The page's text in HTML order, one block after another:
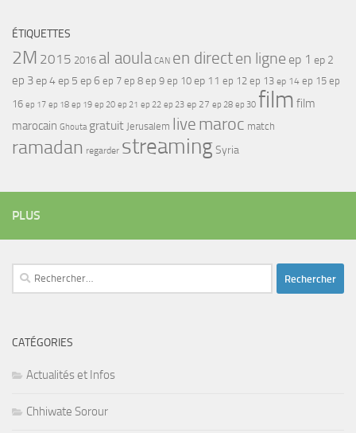
ÉTIQUETTES
2M 2015 2016 al aoula CAN en directen ligne ep 1 ep 2
ep 3ep 4ep 5 ep 6 ep 7 ep 8 ep 9 ep 10 ep 11 ep 12 ep 13 ep 14 ep 15 ep
16 ep 17 ep 18 ep 19 ep 20 ep 21 ep 22 ep 23 ep 27 ep 28 ep 30 film film
marocain Ghouta gratuit Jerusalem live maroc match
ramadan regarder streamingSyria
PLUS
Rechercher :
CATÉGORIES
Actualités et Infos
Chhiwate Sorour